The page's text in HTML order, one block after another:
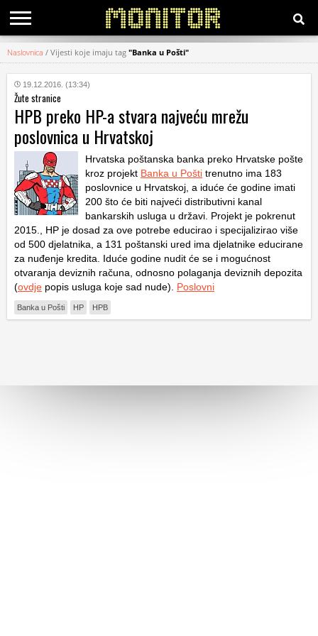
KATEGORIJE
HRVATSKI
WEB
Naslovnica / Vijesti koje imaju tag "Banka u Pošti"
19.12.2016. (13:34)
Žute stranice
HPB preko HP-a stvara najveću mrežu
poslovnica u Hrvatskoj
Hrvatska poštanska banka preko Hrvatske pošte
kroz projekt Banka u Pošti trenutno ima 183
poslovnice u Hrvatskoj, a iduće će godine imati
200 što će biti najveći distributivni kanal
bankarskih usluga u državi. Projekt je pokrenut
2015., HP je dosad za ove potrebe educirao i specijalizirao više
od 500 djelatnika, a 131 poštanski ured ima djelatnike educirane
za nuđenje kredita. Iduće godine nudit će se i mogućnost
otvaranja deviznih računa, odnosno polaganja deviznih depozita
(ovdje popis usluga koje sad nude). Poslovni
Banka u Pošti HP HPB